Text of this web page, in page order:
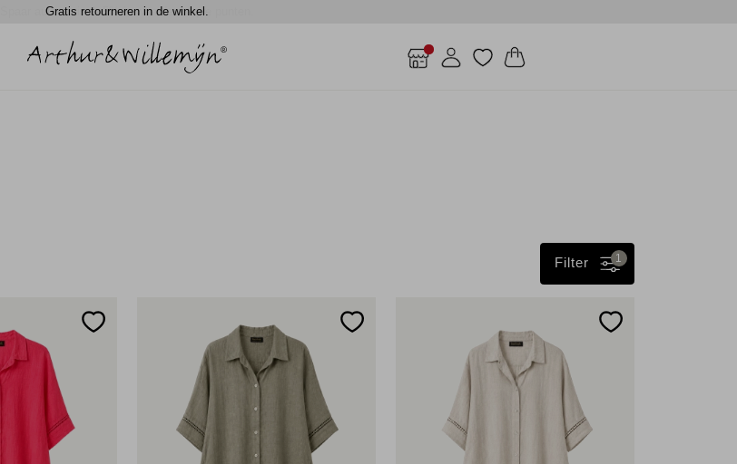
Spaar automatisch 5% in waardecheque punten.
1
Filter